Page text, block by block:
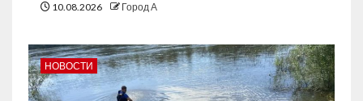
10.08.2026 Город А
НОВОСТИ